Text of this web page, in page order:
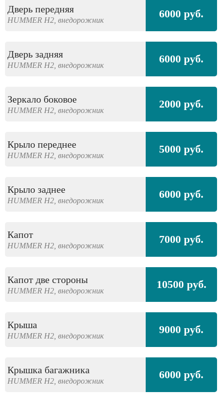
Дверь передняя
HUMMER H2, внедорожник 6000 руб.
Дверь задняя
HUMMER H2, внедорожник 6000 руб.
Зеркало боковое
HUMMER H2, внедорожник 2000 руб.
Крыло переднее
HUMMER H2, внедорожник 5000 руб.
Крыло заднее
HUMMER H2, внедорожник 6000 руб.
Капот
HUMMER H2, внедорожник 7000 руб.
Капот две стороны
HUMMER H2, внедорожник 10500 руб.
Крыша
HUMMER H2, внедорожник 9000 руб.
Крышка багажника
HUMMER H2, внедорожник 6000 руб.